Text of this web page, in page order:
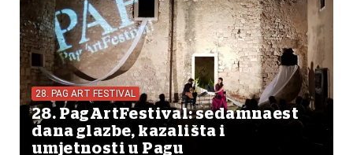
28. PAG ART FESTIVAL
28. PagArtFestival: sedamnaest
dana glazbe, kazališta i
umjetnosti u Pagu